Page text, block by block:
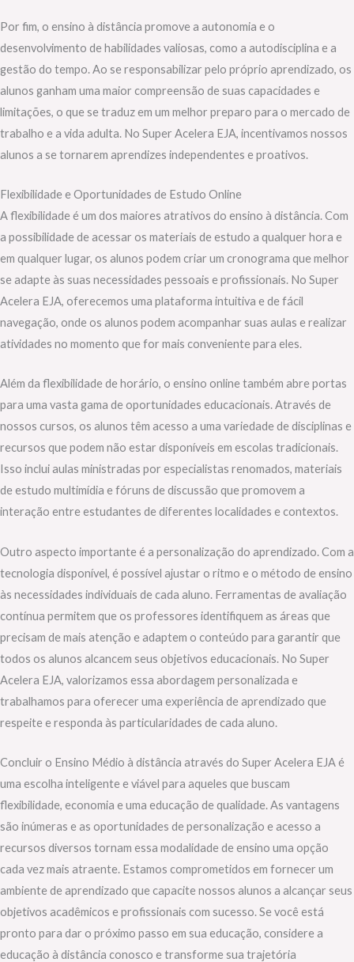
Por fim, o ensino à distância promove a autonomia e o
desenvolvimento de habilidades valiosas, como a autodisciplina e a
gestão do tempo. Ao se responsabilizar pelo próprio aprendizado, os
alunos ganham uma maior compreensão de suas capacidades e
limitações, o que se traduz em um melhor preparo para o mercado de
trabalho e a vida adulta. No Super Acelera EJA, incentivamos nossos
alunos a se tornarem aprendizes independentes e proativos.
Flexibilidade e Oportunidades de Estudo Online
A flexibilidade é um dos maiores atrativos do ensino à distância. Com
a possibilidade de acessar os materiais de estudo a qualquer hora e
em qualquer lugar, os alunos podem criar um cronograma que melhor
se adapte às suas necessidades pessoais e profissionais. No Super
Acelera EJA, oferecemos uma plataforma intuitiva e de fácil
navegação, onde os alunos podem acompanhar suas aulas e realizar
atividades no momento que for mais conveniente para eles.
Além da flexibilidade de horário, o ensino online também abre portas
para uma vasta gama de oportunidades educacionais. Através de
nossos cursos, os alunos têm acesso a uma variedade de disciplinas e
recursos que podem não estar disponíveis em escolas tradicionais.
Isso inclui aulas ministradas por especialistas renomados, materiais
de estudo multimídia e fóruns de discussão que promovem a
interação entre estudantes de diferentes localidades e contextos.
Outro aspecto importante é a personalização do aprendizado. Com a
tecnologia disponível, é possível ajustar o ritmo e o método de ensino
às necessidades individuais de cada aluno. Ferramentas de avaliação
contínua permitem que os professores identifiquem as áreas que
precisam de mais atenção e adaptem o conteúdo para garantir que
todos os alunos alcancem seus objetivos educacionais. No Super
Acelera EJA, valorizamos essa abordagem personalizada e
trabalhamos para oferecer uma experiência de aprendizado que
respeite e responda às particularidades de cada aluno.
Concluir o Ensino Médio à distância através do Super Acelera EJA é
uma escolha inteligente e viável para aqueles que buscam
flexibilidade, economia e uma educação de qualidade. As vantagens
são inúmeras e as oportunidades de personalização e acesso a
recursos diversos tornam essa modalidade de ensino uma opção
cada vez mais atraente. Estamos comprometidos em fornecer um
ambiente de aprendizado que capacite nossos alunos a alcançar seus
objetivos acadêmicos e profissionais com sucesso. Se você está
pronto para dar o próximo passo em sua educação, considere a
educação à distância conosco e transforme sua trajetória